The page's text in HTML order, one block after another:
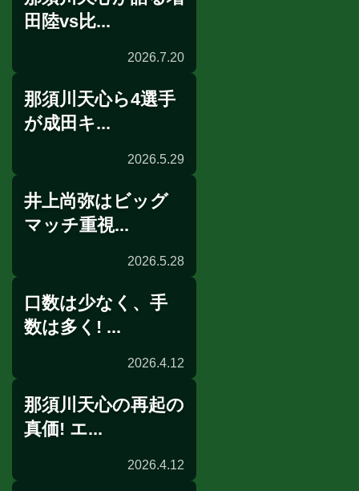
リングサイドの目
田陸vs比...
2026.7.20
合宿情報
那須川天心ら4選手
が成田キ...
2026.5.29
囲み取材
井上尚弥はビッグ
マッチ重視...
2026.5.28
一夜明け会見
口数は少なく、手
数は多く! ...
2026.4.12
那須川天心の再起の
真価! エ...
2026.4.12